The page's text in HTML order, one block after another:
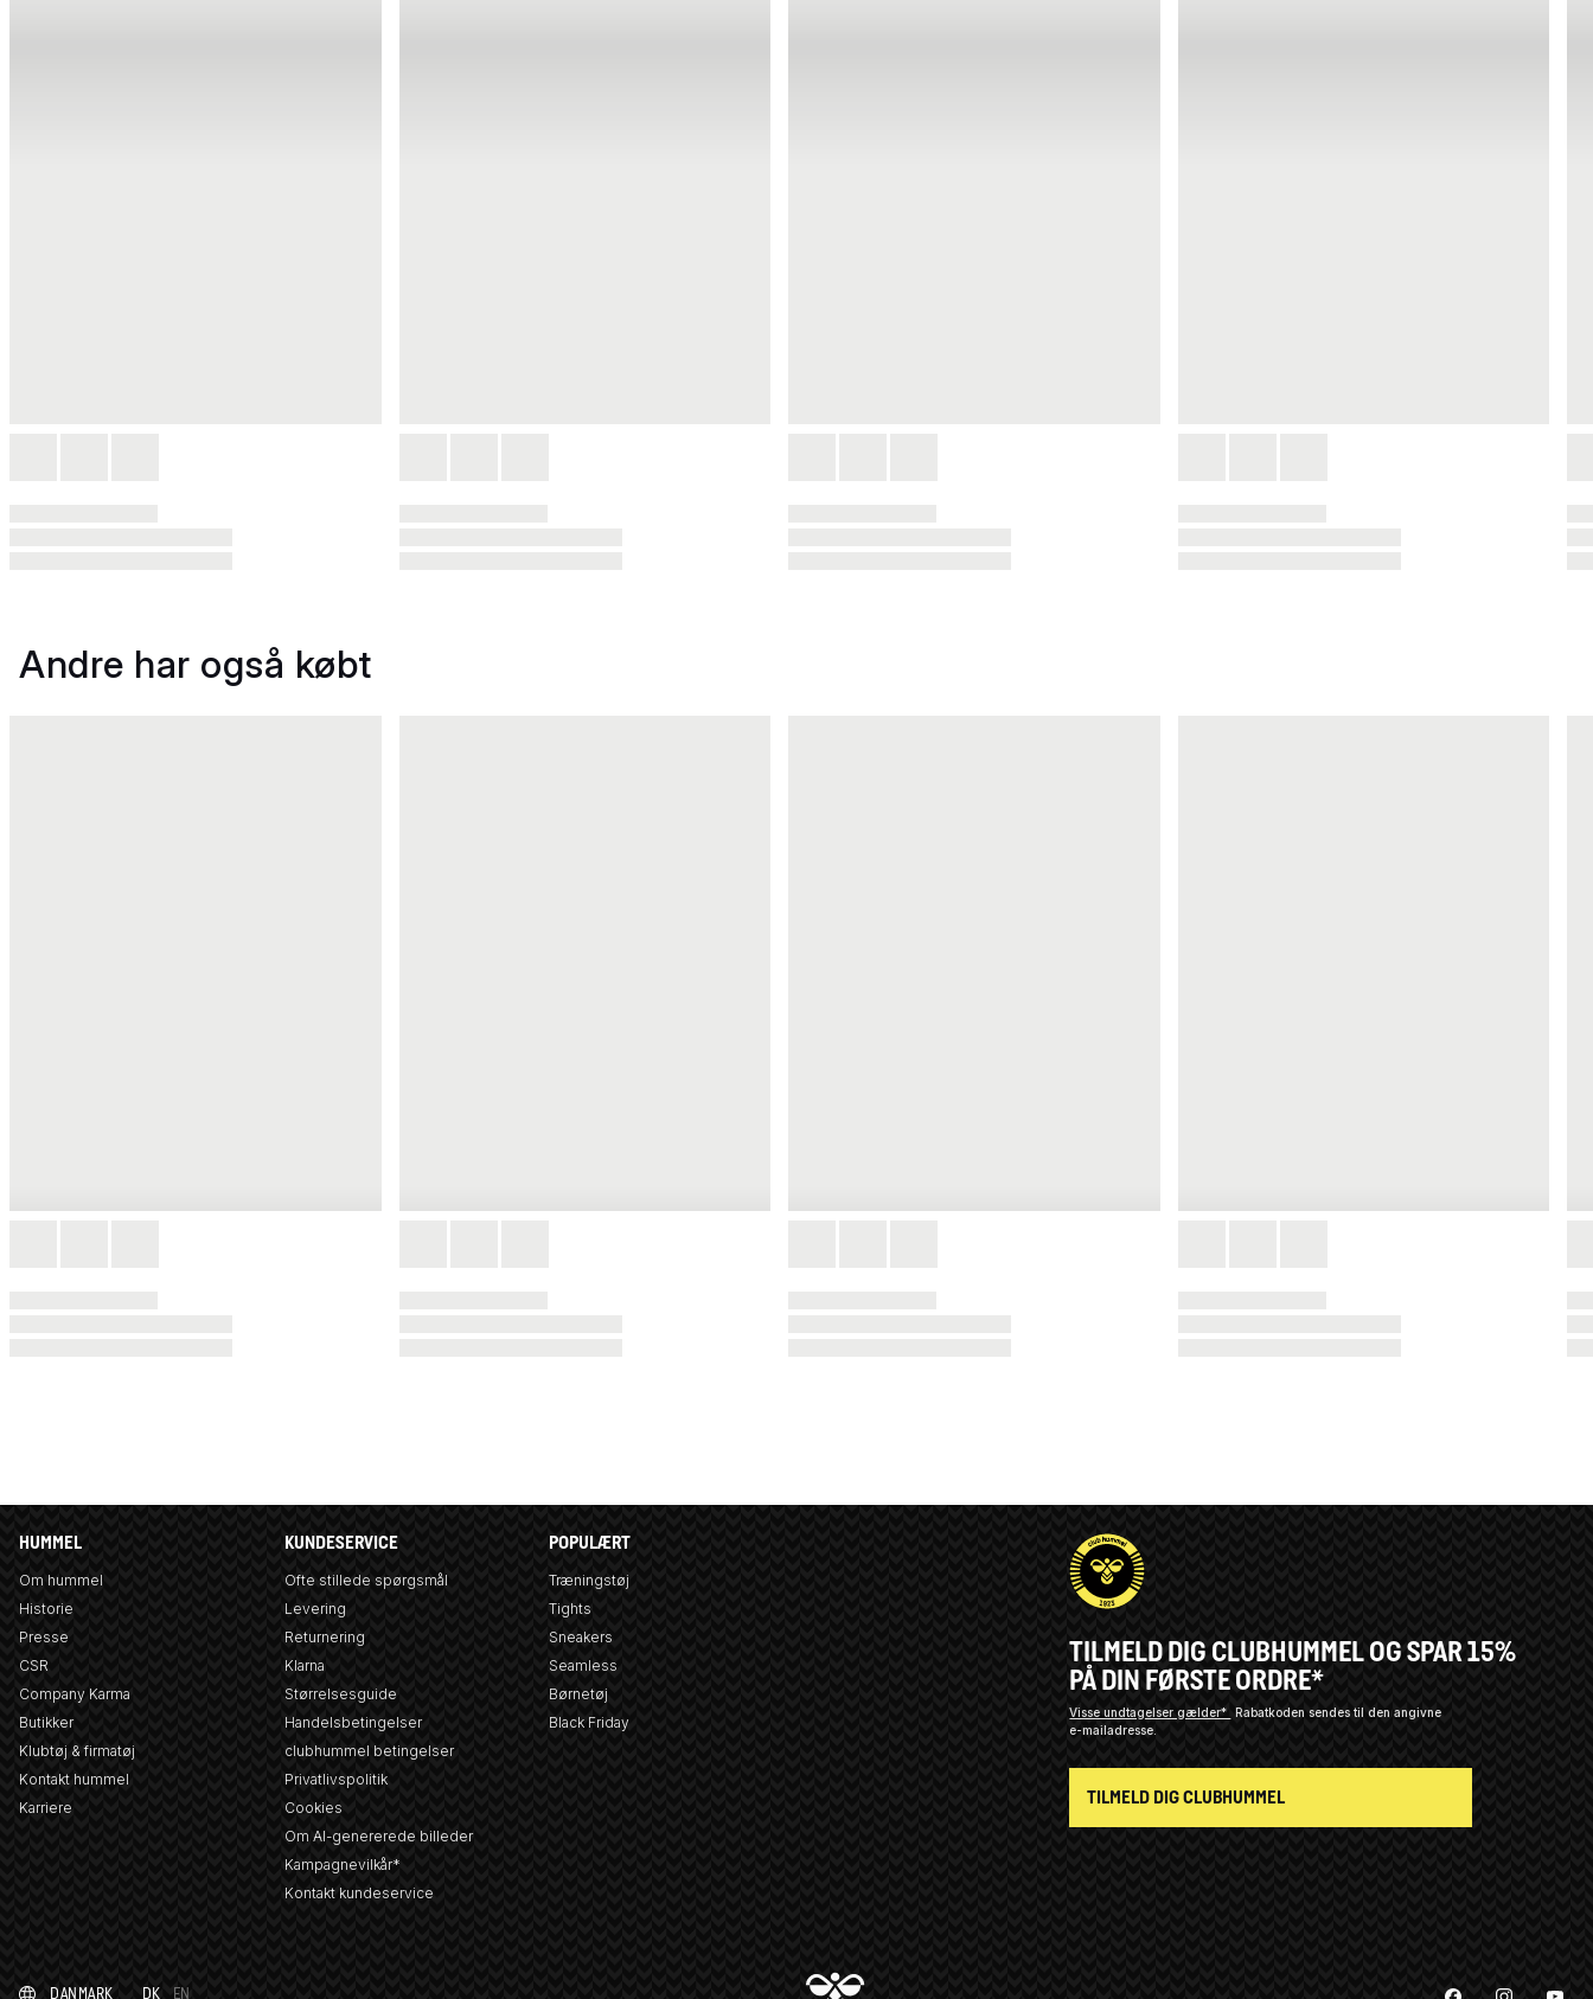
Andre har også købt
HUMMEL
Om hummel
Historie
Presse
CSR
Company Karma
Butikker
Klubtøj & firmatøj
Kontakt hummel
Karriere
KUNDESERVICE
Ofte stillede spørgsmål
Levering
Returnering
Klarna
Størrelsesguide
Handelsbetingelser
clubhummel betingelser
Privatlivspolitik
Cookies
Om AI-genererede billeder
Kampagnevilkår*
Kontakt kundeservice
POPULÆRT
Træningstøj
Tights
Sneakers
Seamless
Børnetøj
Black Friday
TILMELD DIG CLUBHUMMEL OG SPAR 15%
PÅ DIN FØRSTE ORDRE*
Visse undtagelser gælder*
Rabatkoden sendes til den angivne
e-mailadresse.
TILMELD DIG CLUBHUMMEL
DANMARK DK EN